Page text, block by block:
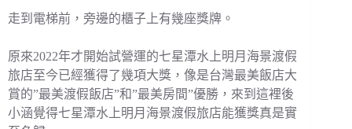
走到電梯前，旁邊的櫃子上有幾座獎牌。
原來2022年才開始試營運的七星潭水上明月海景渡假
旅店至今已經獲得了幾項大獎，像是台灣最美飯店大
賞的”最美渡假飯店”和”最美房間”優勝，來到這裡後
小涵覺得七星潭水上明月海景渡假旅店能獲獎真是實